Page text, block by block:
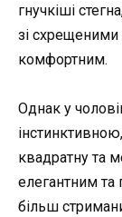
гнучкіші
зі
комфортним.
Однак у
квадратну та
елегантним
більш